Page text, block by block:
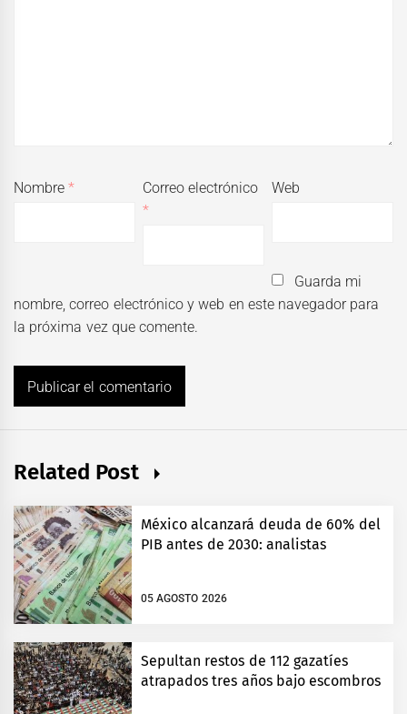
Nombre*
Correo electrónico
*
Web
Guarda mi
nombre, correo electrónico y web en este navegador para
la próxima vez que comente.
Related Post
México alcanzará deuda de 60% del
PIB antes de 2030: analistas
05 AGOSTO 2026
Sepultan restos de 112 gazatíes
atrapados tres años bajo escombros